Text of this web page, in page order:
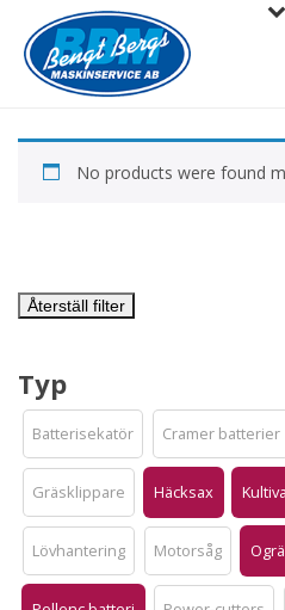
No products were found
Återställ filter
Typ
Batterisekatör Cramer batterier
Gräsklippare Häcksax
Lövhantering Motorsåg